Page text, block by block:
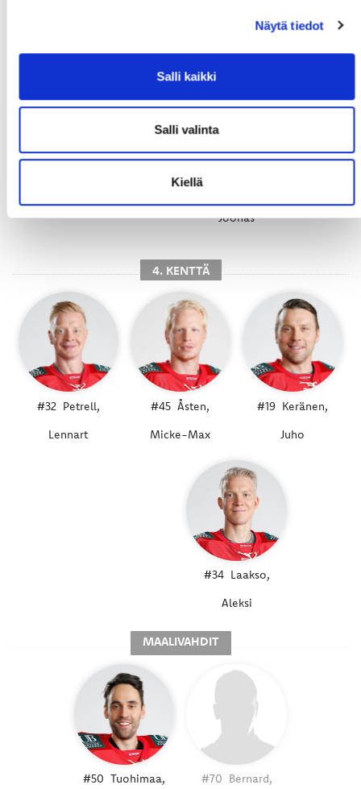
Näytä tiedot
Salli kaikki
Salli valinta
Kiellä
#18 Tallberg,
Ville #6
Joonas
4. KENTTÄ
#32 Petrell,
Lennart
#45 Åsten,
Micke-Max
#19 Keränen,
Juho
#34 Laakso,
Aleksi
MAALIVAHDIT
#50 Tuohimaa,
#70 Bernard,